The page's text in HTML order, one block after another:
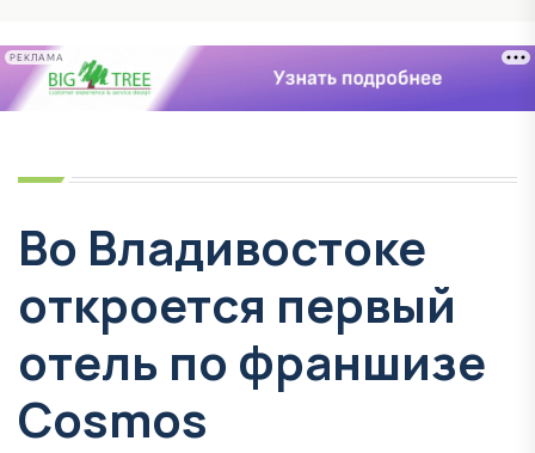
РЕКЛАМА
Во Владивостоке
откроется первый
отель по франшизе
Cosmos